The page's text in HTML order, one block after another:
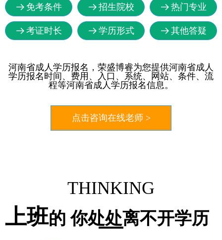
河南省成人学历报名，荣盛博睿为您提供河南省成人
学历报名时间、费用、入口、系统、网站、条件、流
程等河南省成人学历报名信息。
点击咨询在线老师 >
뀠 招生院校
뀠 免考条件 뀠 热门专业
뀠 考证时长 뀠 学历形式 뀠 其他答疑
THINKING
上班的 你处处离不开学历